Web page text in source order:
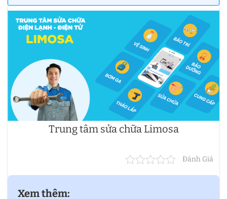
Trung tâm sửa chữa Limosa
Đánh Giá
Xem thêm: